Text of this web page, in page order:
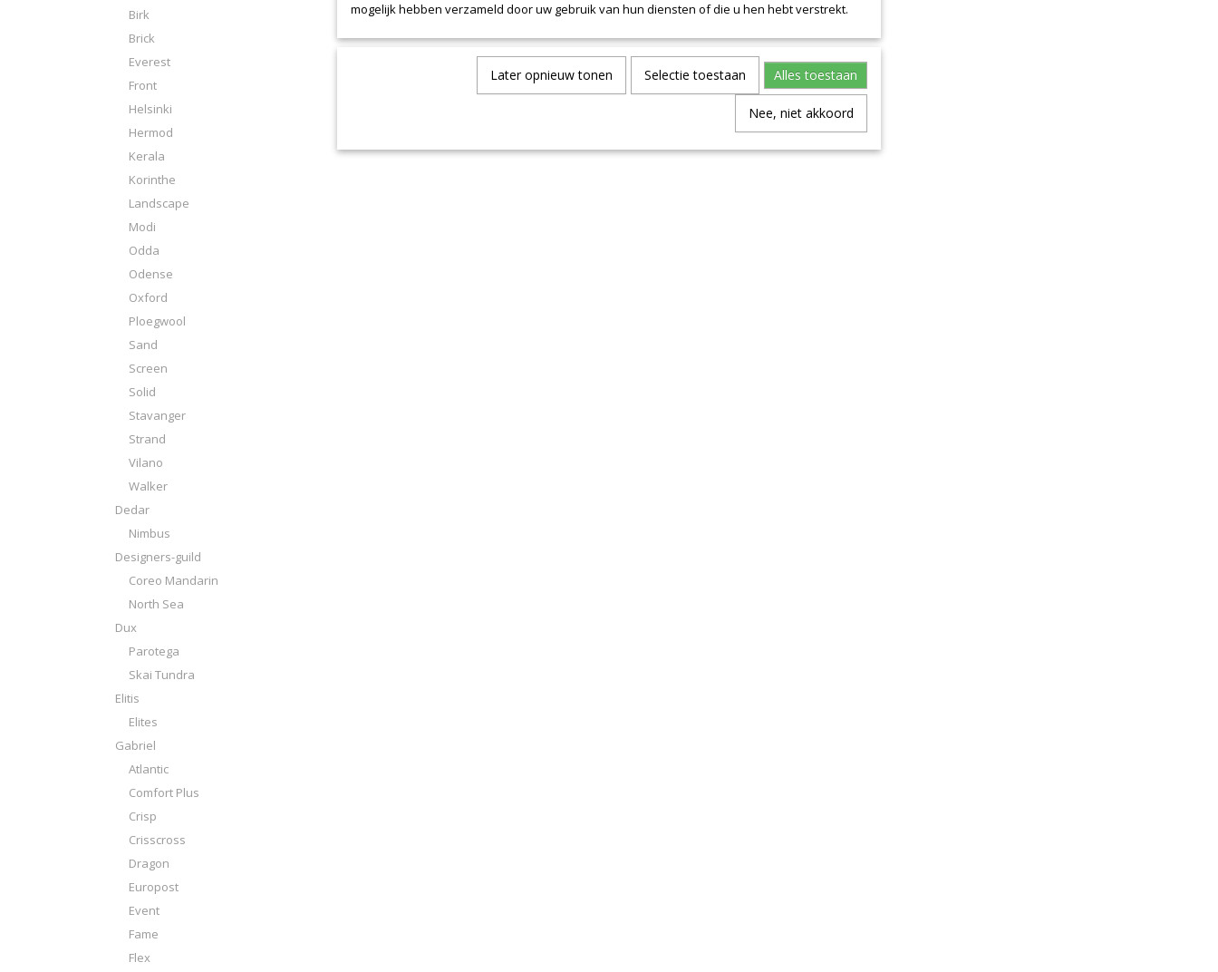
Birk
Brick
Everest
Front
Helsinki
Hermod
Kerala
Korinthe
Landscape
Modi
Odda
Odense
Oxford
Ploegwool
Sand
Screen
Solid
Stavanger
Strand
Vilano
Walker
Dedar
Nimbus
Designers-guild
Coreo Mandarin
North Sea
Dux
Parotega
Skai Tundra
Elitis
Elites
Gabriel
Atlantic
Comfort Plus
Crisp
Crisscross
Dragon
Europost
Event
Fame
Flex
mogelijk hebben verzameld door uw gebruik van hun diensten of die u hen hebt verstrekt.
Later opnieuw tonen Selectie toestaan Alles toestaan
Nee, niet akkoord